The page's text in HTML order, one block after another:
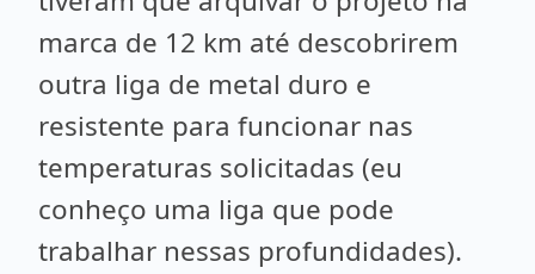
marca de 12 km até descobrirem
outra liga de metal duro e
resistente para funcionar nas
temperaturas solicitadas (eu
conheço uma liga que pode
trabalhar nessas profundidades).